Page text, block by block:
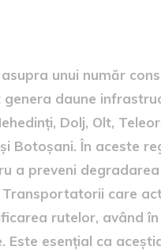
unui număr
daune
Dolj, Olt,
Botoșani. În aceste
a preveni
care
rutelor, având
esențial ca